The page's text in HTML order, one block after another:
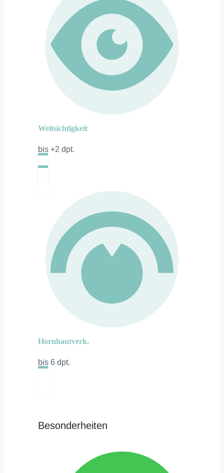
Weitsichtigkeit
bis +2 dpt.
Hornhautverk.
bis 6 dpt.
Besonderheiten